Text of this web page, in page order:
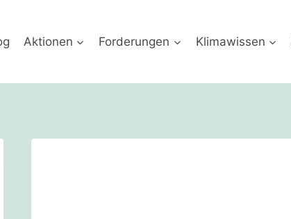
Aktionen Forderungen Klimawissen